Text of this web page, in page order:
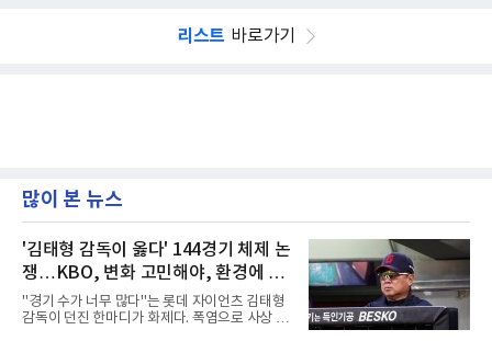
리스트 바로가기
많이 본 뉴스
'김태형 감독이 옳다' 144경기 체제 논
쟁…KBO, 변화 고민해야, 환경에 맞
는 경기 수가 바람직
"경기 수가 너무 많다"는 롯데 자이언츠 김태형
감독이 던진 한마디가 화제다. 폭염으로 사상 초